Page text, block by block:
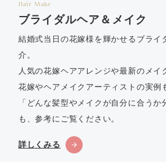
Hair Make
ブライダルヘア＆メイク
結婚式当日の花嫁様を輝かせるブライ
介。
人気の花嫁ヘアアレンジや最新のメイ
花嫁やヘアメイクアーティストの実例
「どんな髪型やメイクが自分に合う
も、参考にご覧ください。
詳しくみる